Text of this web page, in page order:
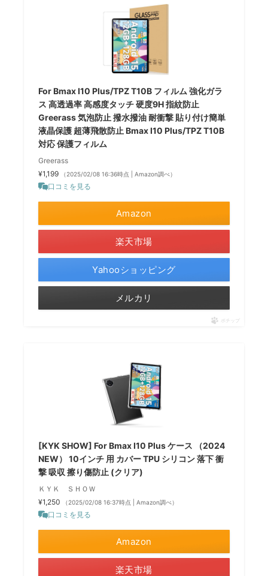
For Bmax I10 Plus/TPZ T10B フィルム 強化ガラ
ス 高透過率 高感度タッチ 硬度9H 指紋防止
Greerass 気泡防止 撥水撥油 耐衝撃 貼り付け簡単
液晶保護 超薄飛散防止 Bmax I10 Plus/TPZ T10B
対応 保護フィルム
Greerass
¥1,199
（2025/02/08 16:36時点 | Amazon調べ）
口コミを見る
Amazon
楽天市場
Yahooショッピング
メルカリ
ポチップ
[KYK SHOW] For Bmax I10 Plus ケース （2024
NEW） 10インチ 用 カバー TPU シリコン 落下 衝
撃 吸収 擦り傷防止 (クリア)
ＫＹＫ ＳＨＯＷ
¥1,250
（2025/02/08 16:37時点 | Amazon調べ）
口コミを見る
Amazon
楽天市場